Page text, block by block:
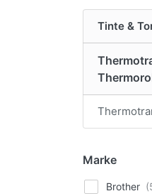
Tinte &
Marke
Brother